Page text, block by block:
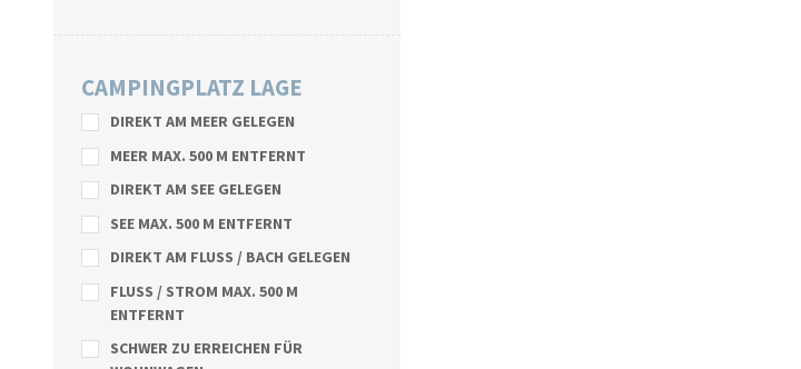
CAMPINGPLATZ LAGE
DIREKT AM MEER GELEGEN
MEER MAX. 500 M ENTFERNT
DIREKT AM SEE GELEGEN
SEE MAX. 500 M ENTFERNT
DIREKT AM FLUSS / BACH GELEGEN
FLUSS / STROM MAX. 500 M
ENTFERNT
SCHWER ZU ERREICHEN FÜR